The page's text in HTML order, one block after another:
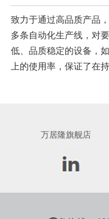
致力于通过高品质产品
多条自动化生产线，对
低、品质稳定的设备，
上的使用率，保证了在
万居隆旗舰店